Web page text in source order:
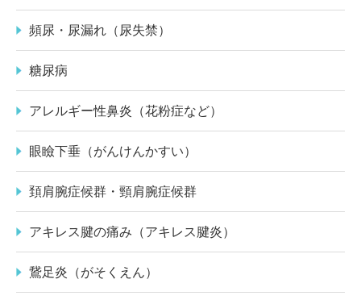
頻尿・尿漏れ（尿失禁）
糖尿病
アレルギー性鼻炎（花粉症など）
眼瞼下垂（がんけんかすい）
頚肩腕症候群・頸肩腕症候群
アキレス腱の痛み（アキレス腱炎）
鵞足炎（がそくえん）